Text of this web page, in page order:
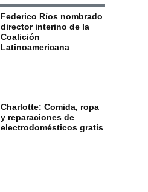
Federico Ríos nombrado
director interino de la
Coalición
Latinoamericana
Charlotte: Comida, ropa
y reparaciones de
electrodomésticos gratis